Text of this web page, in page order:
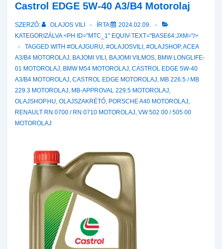
Castrol EDGE 5W-40 A3/B4 Motorolaj
SZERZŐ: OLAJOS VILI ÍRTA
2024.02.09.
KATEGORIZÁLVA <PH ID="MTC_1" EQUIV-TEXT="BASE64:JXM="/>
TAGGED WITH #OLAJGURU, #OLAJOSVILI , #OLAJSHOP,ACEA
A3/B4 MOTOROLAJ, BAJOMI VILI , BAJOMI VILMOS, BMW LONGLIFE-
01 MOTOROLAJ, BMW M54 MOTOROLAJ, CASTROL EDGE 5W-40
A3/B4 MOTOROLAJ, CASTROL EDGE MOTOROLAJ, MB 226.5 / MB
229.3 MOTOROLAJ, MB-APPROVAL 229.5 MOTOROLAJ,
OLAJSHOP.HU, OLAJSZAKRÉTŐ, PORSCHE A40 MOTOROLAJ,
RENAULT RN 0700 / RN 0710 MOTOROLAJ, VW 502 00 / 505 00
MOTOROLAJ